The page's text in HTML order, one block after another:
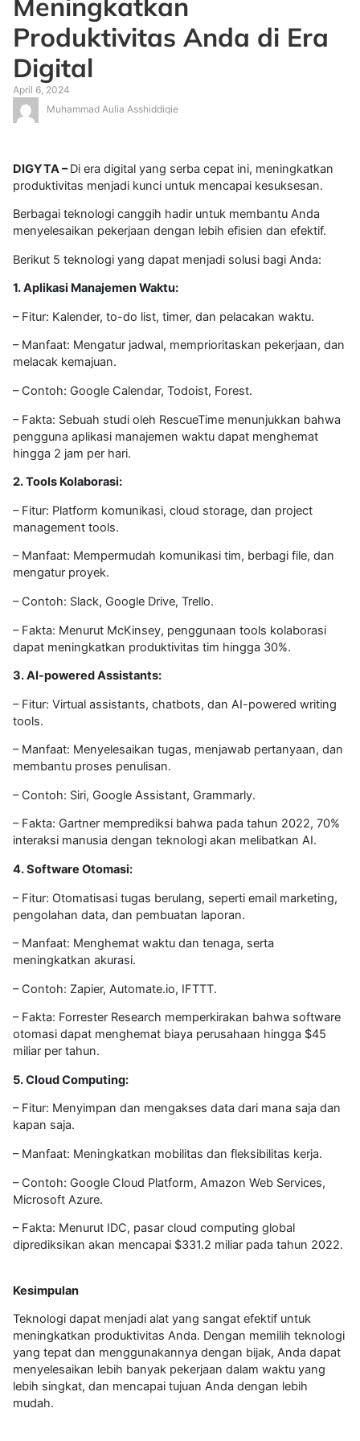
Meningkatkan
Produktivitas Anda di Era
Digital
April 6, 2024
Muhammad Aulia Asshiddiqie
DIGYTA –Di era digital yang serba cepat ini, meningkatkan
produktivitas menjadi kunci untuk mencapai kesuksesan.
Berbagai teknologi canggih hadir untuk membantu Anda
menyelesaikan pekerjaan dengan lebih efisien dan efektif.
Berikut 5 teknologi yang dapat menjadi solusi bagi Anda:
1. Aplikasi Manajemen Waktu:
– Fitur: Kalender, to-do list, timer, dan pelacakan waktu.
– Manfaat: Mengatur jadwal, memprioritaskan pekerjaan, dan
melacak kemajuan.
– Contoh: Google Calendar, Todoist, Forest.
– Fakta: Sebuah studi oleh RescueTime menunjukkan bahwa
pengguna aplikasi manajemen waktu dapat menghemat
hingga 2 jam per hari.
2. Tools Kolaborasi:
– Fitur: Platform komunikasi, cloud storage, dan project
management tools.
– Manfaat: Mempermudah komunikasi tim, berbagi file, dan
mengatur proyek.
– Contoh: Slack, Google Drive, Trello.
– Fakta: Menurut McKinsey, penggunaan tools kolaborasi
dapat meningkatkan produktivitas tim hingga 30%.
3. AI-powered Assistants:
– Fitur: Virtual assistants, chatbots, dan AI-powered writing
tools.
– Manfaat: Menyelesaikan tugas, menjawab pertanyaan, dan
membantu proses penulisan.
– Contoh: Siri, Google Assistant, Grammarly.
– Fakta: Gartner memprediksi bahwa pada tahun 2022, 70%
interaksi manusia dengan teknologi akan melibatkan AI.
4. Software Otomasi:
– Fitur: Otomatisasi tugas berulang, seperti email marketing,
pengolahan data, dan pembuatan laporan.
– Manfaat: Menghemat waktu dan tenaga, serta
meningkatkan akurasi.
– Contoh: Zapier, Automate.io, IFTTT.
– Fakta: Forrester Research memperkirakan bahwa software
otomasi dapat menghemat biaya perusahaan hingga $45
miliar per tahun.
5. Cloud Computing:
– Fitur: Menyimpan dan mengakses data dari mana saja dan
kapan saja.
– Manfaat: Meningkatkan mobilitas dan fleksibilitas kerja.
– Contoh: Google Cloud Platform, Amazon Web Services,
Microsoft Azure.
– Fakta: Menurut IDC, pasar cloud computing global
diprediksikan akan mencapai $331.2 miliar pada tahun 2022.
Kesimpulan
Teknologi dapat menjadi alat yang sangat efektif untuk
meningkatkan produktivitas Anda. Dengan memilih teknologi
yang tepat dan menggunakannya dengan bijak, Anda dapat
menyelesaikan lebih banyak pekerjaan dalam waktu yang
lebih singkat, dan mencapai tujuan Anda dengan lebih
mudah.